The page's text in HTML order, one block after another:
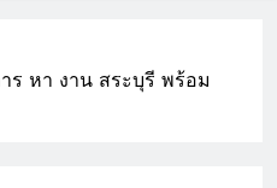
าน
ร หา งาน สระบุรี พร้อม